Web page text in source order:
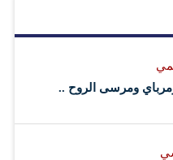
بن بريك محافظ حضرموت
-حكومة و شعباً - على
في حضرموت بعد تحرير
«القاعدة»، مثمناً جهود
ومرباي ومرسى الروح ..